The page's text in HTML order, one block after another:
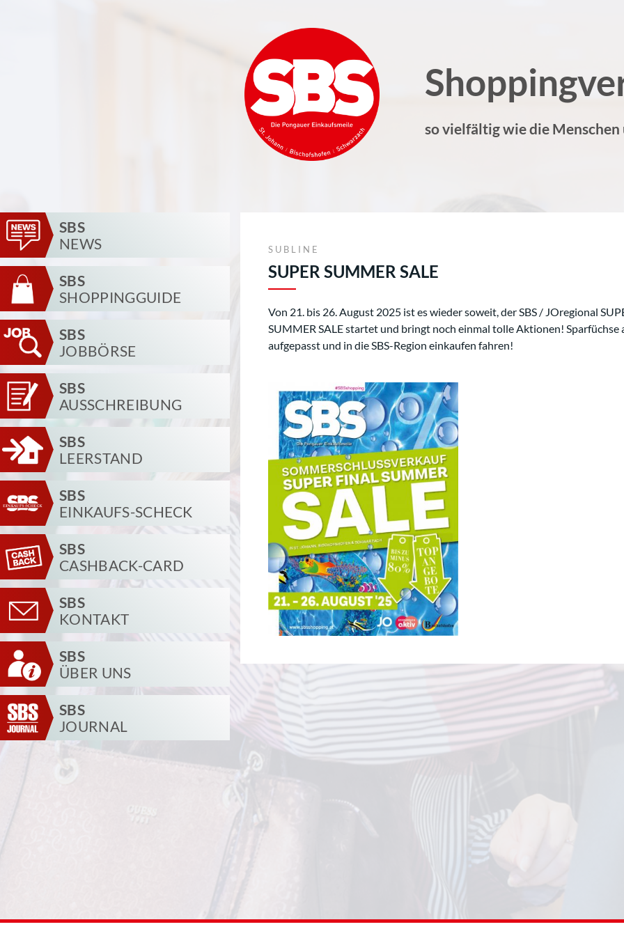
so vielfältig wie die Menschen
SBS
NEWS
SBS
SHOPPINGGUIDE
SBS
JOBBÖRSE
SBS
AUSSCHREIBUNG
SBS
LEERSTAND
SBS
EINKAUFS-SCHECK
SBS
CASHBACK-CARD
SBS
KONTAKT
SBS
ÜBER UNS
SBS
JOURNAL
SUBLINE
SUPER SUMMER SALE
Von 21. bis 26. August 2025 ist es wieder soweit, der SBS / JOregional
SUMMER SALE startet und bringt noch einmal tolle Aktionen! Sparfüchse
aufgepasst und in die SBS-Region einkaufen fahren!